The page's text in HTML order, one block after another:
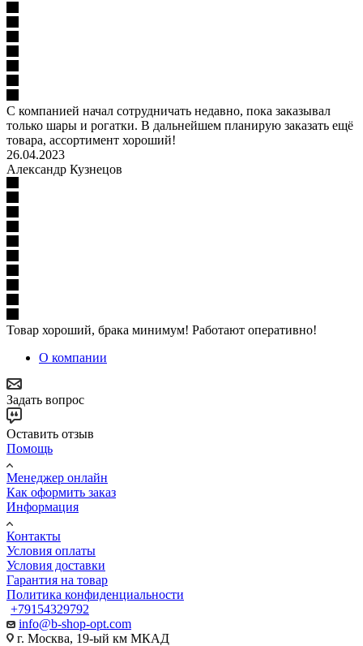
С компанией начал сотрудничать недавно, пока заказывал
только шары и рогатки. В дальнейшем планирую заказать ещё
товара, ассортимент хороший!
26.04.2023
Александр Кузнецов
Товар хороший, брака минимум! Работают оперативно!
О компании
Задать вопрос
Оставить отзыв
Помощь
Менеджер онлайн
Как оформить заказ
Информация
Контакты
Условия оплаты
Условия доставки
Гарантия на товар
Политика конфиденциальности
+79154329792
info@b-shop-opt.com
г. Москва, 19-ый км МКАД